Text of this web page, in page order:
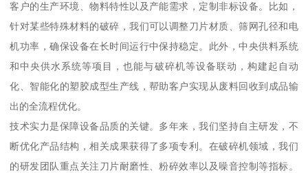
客户的生产环境、物料特性以及产能需求，定制非标设备。比如，
针对某些特殊材料的破碎，我们可以调整刀片材质、筛网孔径和电
机功率，确保设备在长时间运行中保持稳定。此外，中央供料系统
和中央供水系统等项目，也能与破碎机等设备联动，构建起自动
化、智能化的塑胶成型生产线，帮助客户实现从废料回收到成品输
出的全流程优化。
技术实力是保障设备品质的关键。多年来，我们坚持自主研发，不
断优化产品结构，相关成果获得了多项专利。在破碎机领域，我们
的研发团队重点关注刀片耐磨性、粉碎效率以及噪音控制等指标。